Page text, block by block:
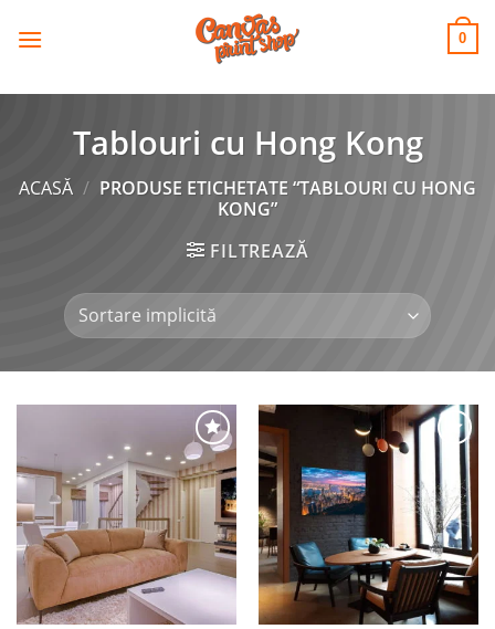
CANVAS
PRINT SHOP 0
Tablouri cu Hong Kong
ACASĂ / PRODUSE ETICHETATE “TABLOURI CU HONG
KONG”
FILTREAZĂ
Adaugă
favorite
Adaugă
la
favorite